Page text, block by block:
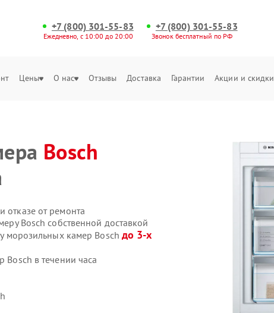
+7 (800) 301-55-83
Ежедневно, с 10:00 до 20:00
+7 (800) 301-55-83
Звонок бесплатный по РФ
Цены О нас Отзывы Доставка Гарантии Акции и скидки
Bosch
отказе от ремонта
Bosch собственной доставкой
морозильных камер Bosch до 3-х
в течении часа